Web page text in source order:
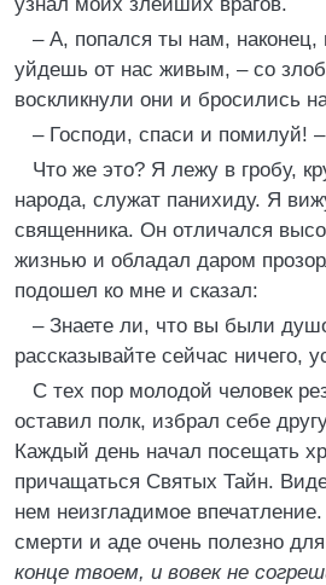
– А, попался ты нам, наконец,
уйдешь от нас живым, – со
воскликнули они и бросились
– Господи, спаси и помилуй!
Что же это? Я лежу в гробу,
народа, служат панихиду. Я
священника. Он отличался
жизнью и обладал даром
подошел ко мне и сказал:
– Знаете ли, что вы были
рассказывайте сейчас ничего,
С тех пор молодой человек
оставил полк, избрал себе
Каждый день начал посещать
причащаться Святых Тайн.
нем неизгладимое
смерти и аде очень полезно
конце твоем, и вовек не